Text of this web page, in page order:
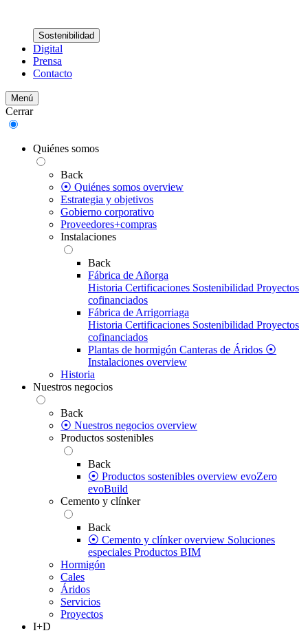
Sostenibilidad
Digital
Prensa
Contacto
Menú
Cerrar
Quiénes somos
Back
⦿ Quiénes somos overview
Estrategia y objetivos
Gobierno corporativo
Proveedores+compras
Instalaciones
Back
Fábrica de Añorga
Historia Certificaciones Sostenibilidad Proyectos
cofinanciados
Fábrica de Arrigorriaga
Historia Certificaciones Sostenibilidad Proyectos
cofinanciados
Plantas de hormigón Canteras de Áridos ⦿
Instalaciones overview
Historia
Nuestros negocios
Back
⦿ Nuestros negocios overview
Productos sostenibles
Back
⦿ Productos sostenibles overview evoZero
evoBuild
Cemento y clínker
Back
⦿ Cemento y clínker overview Soluciones
especiales Productos BIM
Hormigón
Cales
Áridos
Servicios
Proyectos
I+D